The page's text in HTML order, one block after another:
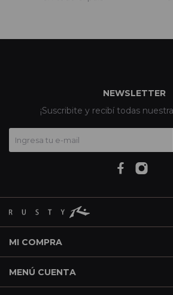
MI COMPRA
MENÚ CUENTA
NEWSLETTER
¡Suscribite y recibí todas